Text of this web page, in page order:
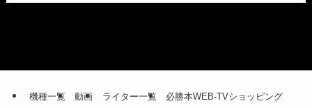
機種一覧 動画 ライター一覧 必勝本WEB-TVショッピング